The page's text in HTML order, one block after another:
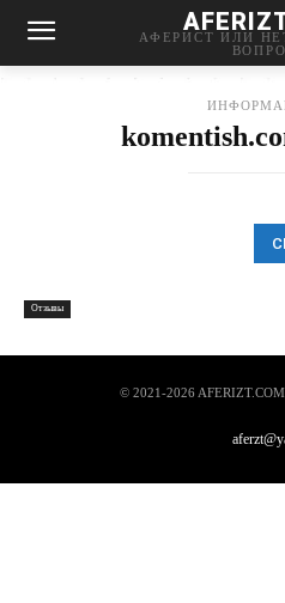
АФЕРИСТ ИЛИ
Отзывы
© 2021-2026